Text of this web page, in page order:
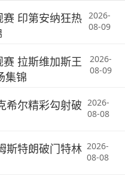
印第安纳狂热 2026-
08-09
拉斯维加斯王
集锦
2026-
08-09
希尔精彩勾射破 2026-
08-08
斯特朗破门特林 2026-
08-08